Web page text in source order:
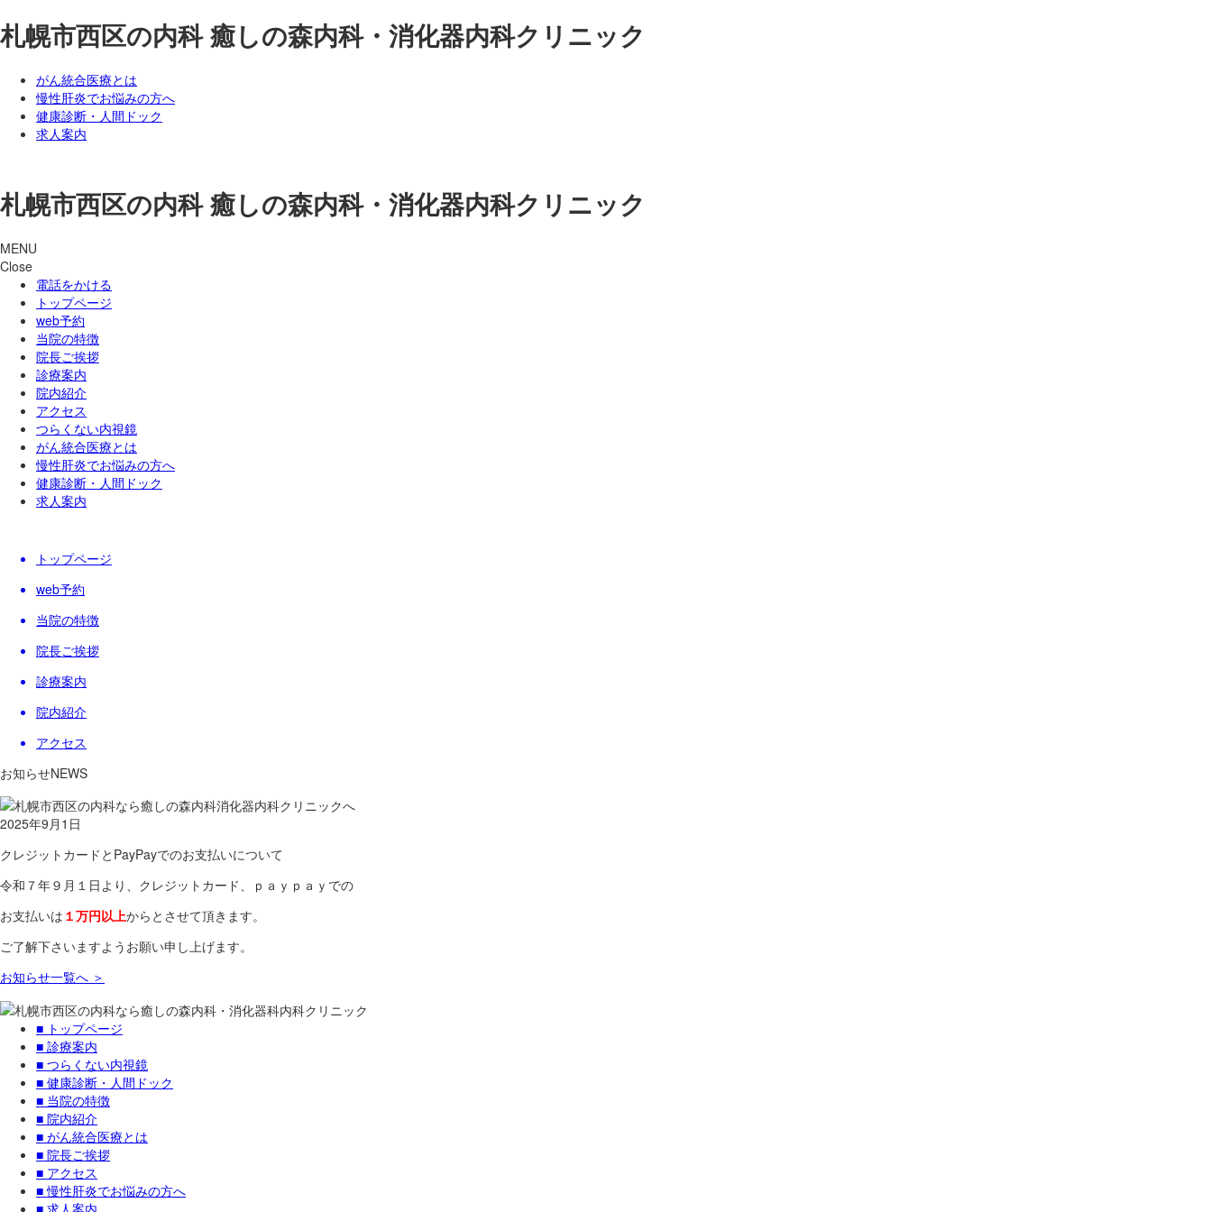
札幌市西区の内科癒しの森内科・消化器内科クリニック
がん統合医療とは
慢性肝炎でお悩みの方へ
健康診断・人間ドック
求人案内
札幌市西区の内科癒しの森内科・消化器内科クリニック
MENU
Close
電話をかける
トップページ
web予約
当院の特徴
院長ご挨拶
診療案内
院内紹介
アクセス
つらくない内視鏡
がん統合医療とは
慢性肝炎でお悩みの方へ
健康診断・人間ドック
求人案内
トップページ
web予約
当院の特徴
院長ご挨拶
診療案内
院内紹介
アクセス
お知らせNEWS
2025年9月1日
クレジットカードとPayPayでのお支払いについて
令和７年９月１日より、クレジットカード、ｐａｙｐａｙでの
お支払いは １万円以上からとさせて頂きます。
ご了解下さいますようお願い申し上げます。
お知らせ一覧へ ＞
■ トップページ
■ 診療案内
■ つらくない内視鏡
■ 健康診断・人間ドック
■ 当院の特徴
■ 院内紹介
■ がん統合医療とは
■ 院長ご挨拶
■ アクセス
■ 慢性肝炎でお悩みの方へ
■ 求人案内